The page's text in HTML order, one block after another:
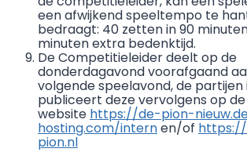
een afwijkend speeltempo te
bedraagt: 40 zetten in 90
minuten extra bedenktijd.
De Competitieleider deelt op de
donderdagavond voorafgaand
volgende speelavond, de partijen
publiceert deze vervolgens op de
website https://de-pion-
hosting.com/internen/of
pion.nl